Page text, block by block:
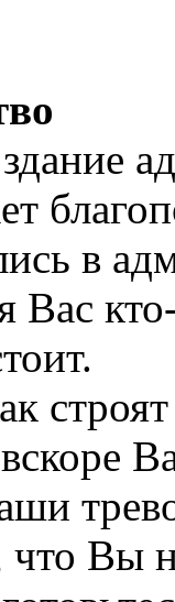
в
что Вы